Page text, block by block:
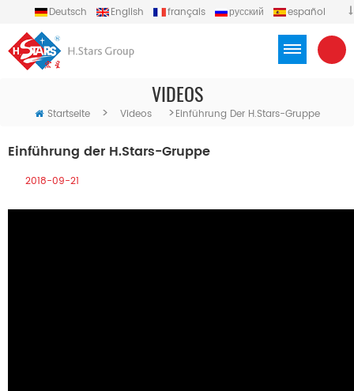
Deutsch English français русский
español
VIDEOS
Startseite > Videos >Einführung Der H.Stars-Gruppe
Einführung der H.Stars-Gruppe
2018-09-21